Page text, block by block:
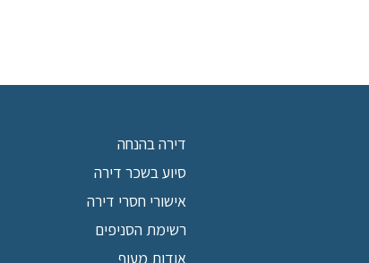
דירה בהנחה
סיוע בשכר דירה
אישורי חסרי דירה
רשימת הסניפים
אודות מעוף